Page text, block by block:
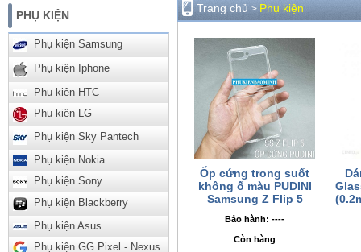
PHỤ KIỆN
Phụ kiện Samsung
Phụ kiện Iphone
Phụ kiện HTC
Phụ kiện LG
Phụ kiện Sky Pantech
Phụ kiện Nokia
Phụ kiện Sony
Phụ kiện Blackberry
Phụ kiện Asus
Phụ kiện GG Pixel - Nexus
Trang chủ > Phụ kiện
Ốp cứng trong suốt
không ố màu PUDINI
Samsung Z Flip 5
Bảo hành: ----
Còn hàng